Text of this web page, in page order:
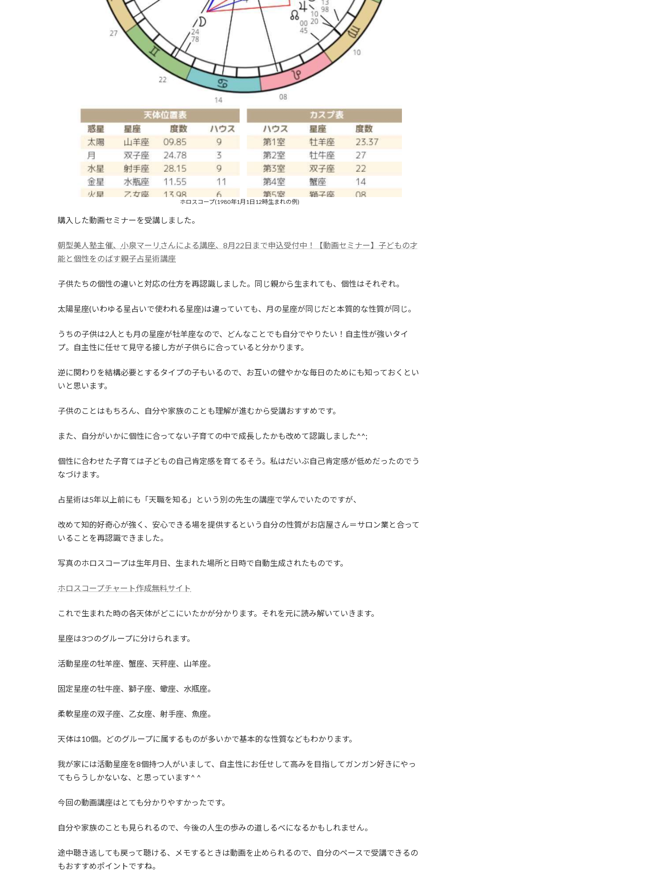
ホロスコープ(1980年1月1日12時生まれの例)
購入した動画セミナーを受講しました。
朝型美人塾主催、 小泉マーリ さんによる講座、8月22日まで申込受付中！【動画セミナー】子どもの才
能と個性をのばす親子占星術講座
子供たちの個性の違いと対応の仕方を再認識しました。同じ親から生まれても、個性はそれぞれ。
太陽星座(いわゆる星占いで使われる星座)は違っていても、月の星座が同じだと本質的な性質が同じ。
うちの子供は2人とも月の星座が牡羊座なので、どんなことでも自分でやりたい！自主性が強いタイ
プ。自主性に任せて見守る接し方が子供らに合っていると分かります。
逆に関わりを結構必要とするタイプの子もいるので、お互いの健やかな毎日のためにも知っておくとい
いと思います。
子供のことはもちろん、自分や家族のことも理解が進むから受講おすすめです。
また、自分がいかに個性に合ってない子育ての中で成長したかも改めて認識しました^^;
個性に合わせた子育ては子どもの自己肯定感を育てるそう。私はだいぶ自己肯定感が低めだったのでう
なづけます。
占星術は5年以上前にも「天職を知る」という別の先生の講座で学んでいたのですが、
改めて知的好奇心が強く、安心できる場を提供するという自分の性質がお店屋さん＝サロン業と合って
いることを再認識できました。
写真のホロスコープは生年月日、生まれた場所と日時で自動生成されたものです。
ホロスコープチャート作成無料サイト
これで生まれた時の各天体がどこにいたかが分かります。それを元に読み解いていきます。
星座は3つのグループに分けられます。
活動星座の牡羊座、蟹座、天秤座、山羊座。
固定星座の牡牛座、獅子座、蠍座、水瓶座。
柔軟星座の双子座、乙女座、射手座、魚座。
天体は10個。どのグループに属するものが多いかで基本的な性質などもわかります。
我が家には活動星座を8個持つ人がいまして、自主性にお任せして高みを目指してガンガン好きにやっ
てもらうしかないな、と思っています^ ^
今回の動画講座はとても分かりやすかったです。
自分や家族のことも見られるので、今後の人生の歩みの道しるべになるかもしれません。
途中聴き逃しても戻って聴ける、メモするときは動画を止められるので、自分のペースで受講できるの
もおすすめポイントですね。